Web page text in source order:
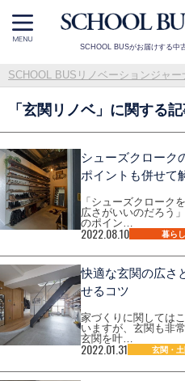
SCHOOL BUSがお届けする中
SCHOOL BUSリノベーションジャー
「 玄関リノベ」に関する
シューズクローク
ポイントも併せて
「シューズクローク
広さがいいのだろう
のポイン…
2022.08.10 暮らし
快適な玄関の広さ
せるコツ
家づくりに関しては
いますが、玄関も非
玄関を叶…
2022.01.31 玄関・土